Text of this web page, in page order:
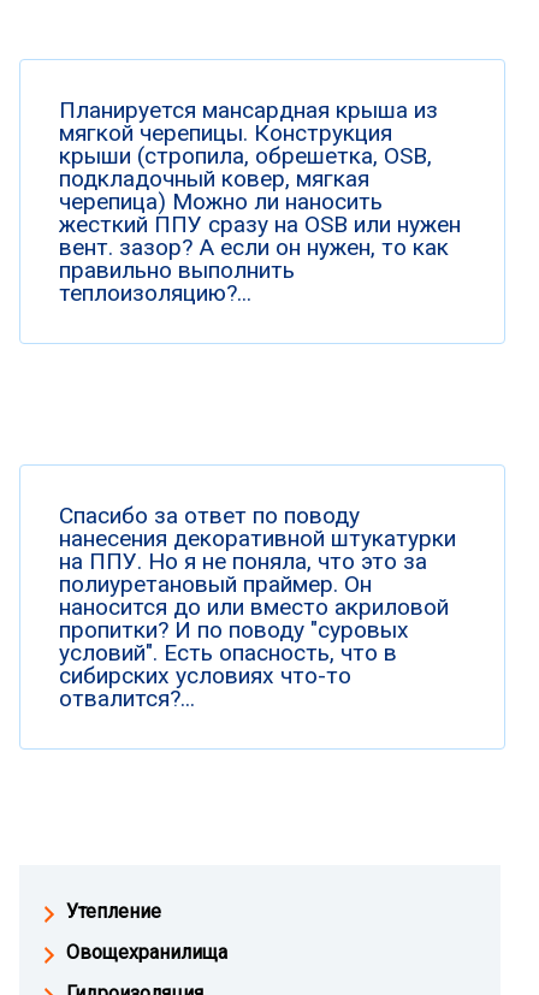
Планируется мансардная крыша из
мягкой черепицы. Конструкция
крыши (стропила, обрешетка, OSB,
подкладочный ковер, мягкая
черепица) Можно ли наносить
жесткий ППУ сразу на OSB или нужен
вент. зазор? А если он нужен, то как
правильно выполнить
теплоизоляцию?...
Спасибо за ответ по поводу
нанесения декоративной штукатурки
на ППУ. Но я не поняла, что это за
полиуретановый праймер. Он
наносится до или вместо акриловой
пропитки? И по поводу "суровых
условий". Есть опасность, что в
сибирских условиях что-то
отвалится?...
Утепление
Овощехранилища